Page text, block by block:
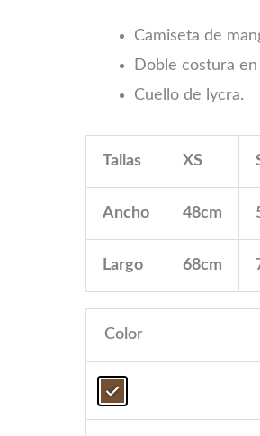
Camiseta de
Doble costura
Cuello de lycra.
Tallas XS
Ancho 48cm
Largo 68cm
Color